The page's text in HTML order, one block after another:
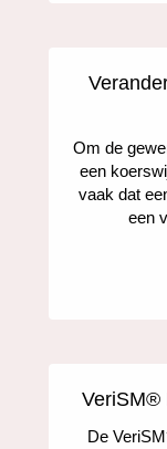
Om de
een
vaak dat
een
VeriSM®
De